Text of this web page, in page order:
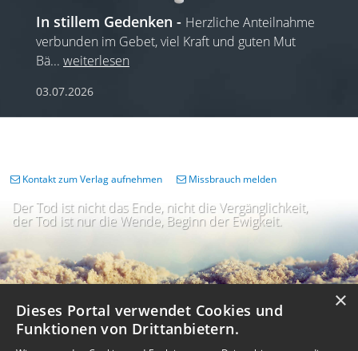
In stillem Gedenken
Herzliche Anteilnahme
verbunden im Gebet, viel Kraft und guten Mut
Bä... weiterlesen
03.07.2026
Der Tod ist nicht das Ende, nicht die Vergänglichkeit,
der Tod ist nur die Wende, Beginn der Ewigkeit.
Kontakt zum Verlag aufnehmen Missbrauch melden
×
Dieses Portal verwendet Cookies und
Funktionen von Drittanbietern.